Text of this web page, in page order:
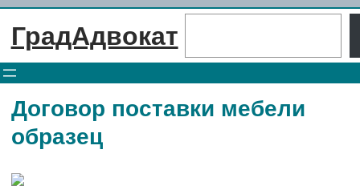
Перейти
ГрадАдвокат
Договор поставки мебели
образец